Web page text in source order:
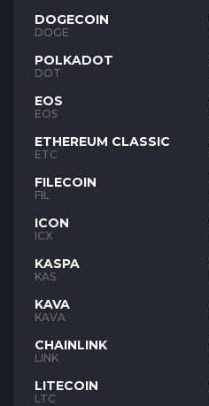
DOGECOIN
DOGE
POLKADOT
DOT
EOS
EOS
ETHEREUM CLASSIC
ETC
FILECOIN
FIL
ICON
ICX
KASPA
KAS
KAVA
KAVA
CHAINLINK
LINK
LITECOIN
LTC